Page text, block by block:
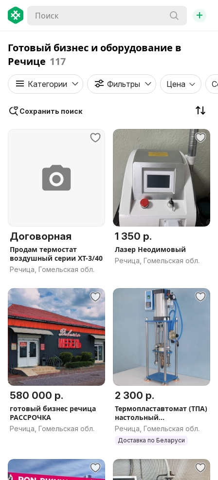
+
Готовый бизнес и оборудование в
Речице 117
Категории Фильтры Цена
Сохранить поиск
Договорная
Продам термостат
воздушный серии ХТ-3/40
Речица, Гомельская обл.
1 350 р.
Лазер Неодимовый
Речица, Гомельская обл.
580 000 р.
готовый бизнес речица
РАССРОЧКА
Речица, Гомельская обл.
2 300 р.
Термопластавтомат (ТПА)
настольный
пневматический 30 г
Речица, Гомельская обл.
Доставка по Беларуси